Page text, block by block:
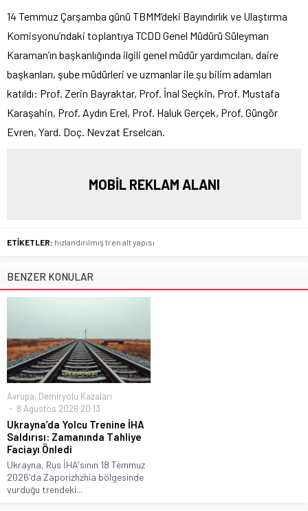
14 Temmuz Çarşamba günü TBMM’deki Bayındırlık ve Ulaştırma
Komisyonu’ndaki toplantıya TCDD Genel Müdürü Süleyman
Karaman’ın başkanlığında ilgili genel müdür yardımcıları, daire
başkanları, şube müdürleri ve uzmanlar ile şu bilim adamları
katıldı: Prof. Zerin Bayraktar, Prof. İnal Seçkin, Prof. Mustafa
Karaşahin, Prof. Aydın Erel, Prof. Haluk Gerçek, Prof. Güngör
Evren, Yard. Doç. Nevzat Erselcan.
MOBİL REKLAM ALANI
ETİKETLER: hızlandırılmış tren alt yapısı
BENZER KONULAR
Avrupa, Demiryolu Kazaları
8 Ağustos 2026 20:13
Ukrayna’da Yolcu Trenine İHA
Saldırısı: Zamanında Tahliye
Faciayı Önledi
Ukrayna, Rus İHA'sının 18 Temmuz
2026'da Zaporizhzhia bölgesinde
vurduğu trendeki...